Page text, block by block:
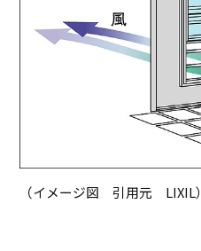
（イメージ図 引用元 LIXIL）